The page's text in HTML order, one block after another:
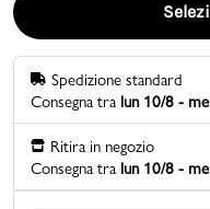
Promo & News
negozi
contatti
pcard
Spedizione standard
Consegna tra lun 10/8 -
Ritira in negozio
Consegna tra lun 10/8 -